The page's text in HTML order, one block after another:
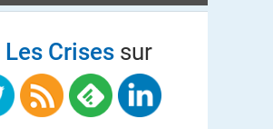
Les Crisessur